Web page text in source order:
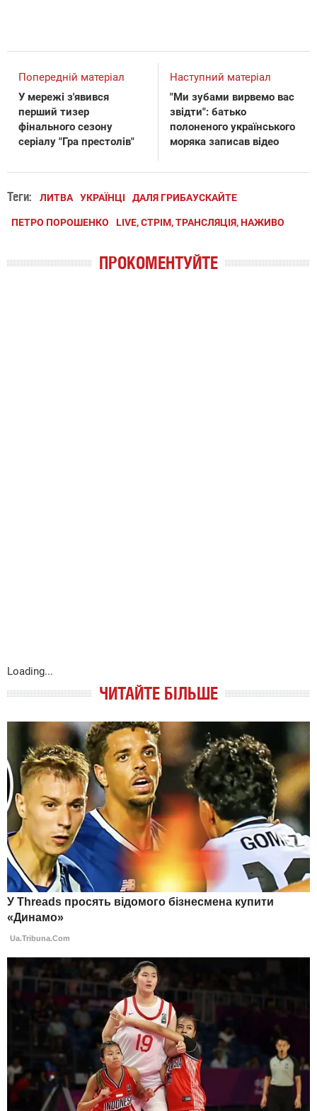
Попередній матеріал
У мережі з'явився
перший тизер
фінального сезону
серіалу "Гра престолів"
Наступний матеріал
"Ми зубами вирвемо вас
звідти": батько
полоненого українського
моряка записав відео
Теги: ЛИТВА УКРАЇНЦІ ДАЛЯ ГРИБАУСКАЙТЕ
ПЕТРО ПОРОШЕНКО LIVE, СТРІМ, ТРАНСЛЯЦІЯ, НАЖИВО
ПРОКОМЕНТУЙТЕ
Loading...
ЧИТАЙТЕ БІЛЬШЕ